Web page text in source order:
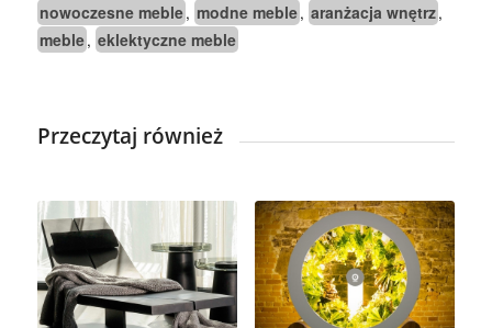
nowoczesne meble, modne meble, aranżacja wnętrz,
meble, eklektyczne meble
Przeczytaj również